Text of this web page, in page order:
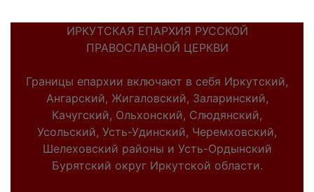
ИРКУТСКАЯ ЕПАРХИЯ РУССКОЙ
ПРАВОСЛАВНОЙ ЦЕРКВИ
Границы епархии включают в себя Иркутский,
Ангарский, Жигаловский, Заларинский,
Качугский, Ольхонский, Слюдянский,
Усольский, Усть-Удинский, Черемховский,
Шелеховский районы и Усть-Ордынский
Бурятский округ Иркутской области.